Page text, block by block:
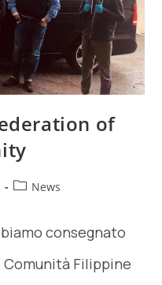
of
News
consegnato
Filippine